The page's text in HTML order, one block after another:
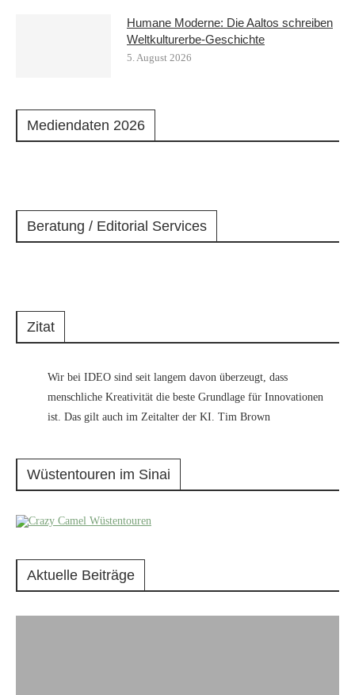
Humane Moderne: Die Aaltos schreiben
Weltkulturerbe-Geschichte
5. August 2026
Mediendaten 2026
Beratung / Editorial Services
Zitat
Wir bei IDEO sind seit langem davon überzeugt, dass
menschliche Kreativität die beste Grundlage für Innovationen
ist. Das gilt auch im Zeitalter der KI. Tim Brown
Wüstentouren im Sinai
Aktuelle Beiträge